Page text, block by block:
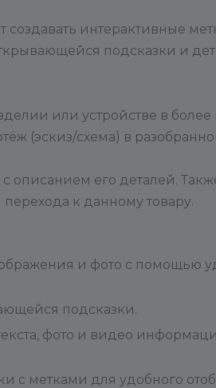
создавать интерактивные
подсказки и
или устройстве в более
(эскиз/схема) в
описанием его деталей.
к данному товару.
и фото с помощью
подсказки.
фото и видео
с метками для удобного